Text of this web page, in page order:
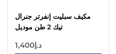
مكيف سبليت إنفرتر جنرال
تيك 2 طن موديل
روتاري، غاز R410A، زعانفد.إ1,400